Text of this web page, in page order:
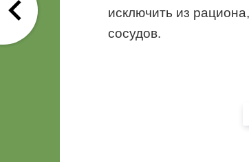
исключить из
сосудов.